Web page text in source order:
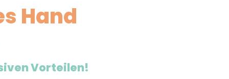
Hand
Vorteilen!